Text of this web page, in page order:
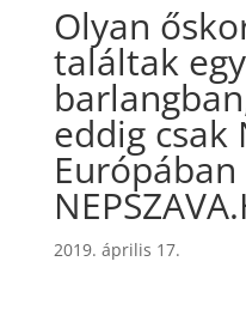
Olyan
találtak
eddig csak
Európában
2019. április 17.